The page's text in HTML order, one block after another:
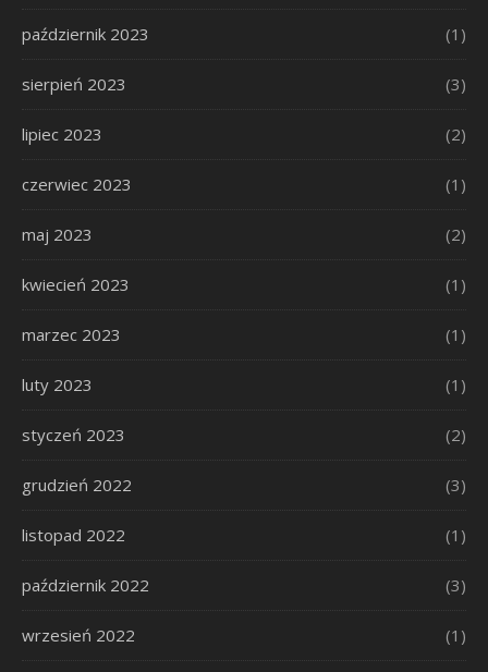
październik 2023 (1)
sierpień 2023 (3)
lipiec 2023 (2)
czerwiec 2023 (1)
maj 2023 (2)
kwiecień 2023 (1)
marzec 2023 (1)
luty 2023 (1)
styczeń 2023 (2)
grudzień 2022 (3)
listopad 2022 (1)
październik 2022 (3)
wrzesień 2022 (1)